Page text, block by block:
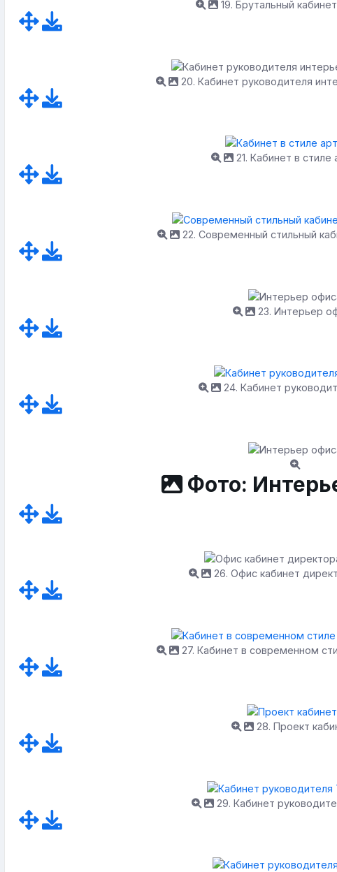
19. Брутальный
20. Кабинет руководителя
21. Кабинет в стиле
22. Современный стильный
23. Интерьер
24. Кабинет
Фото:
26. Офис кабинет
27. Кабинет в современном
28. Проект
29. Кабинет